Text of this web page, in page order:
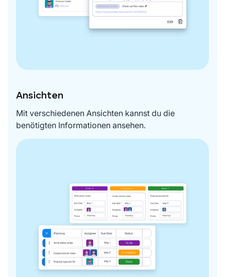
Ansichten
Mit verschiedenen Ansichten kannst du die
benötigten Informationen ansehen.